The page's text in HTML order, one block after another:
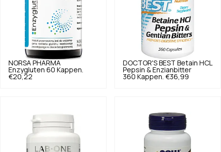
NORSA PHARMA
Enzygluten 60 Kappen.
€20,22
DOCTOR'S BEST Betain HCL
Pepsin & Enzianbitter
360 Kappen. €36,99